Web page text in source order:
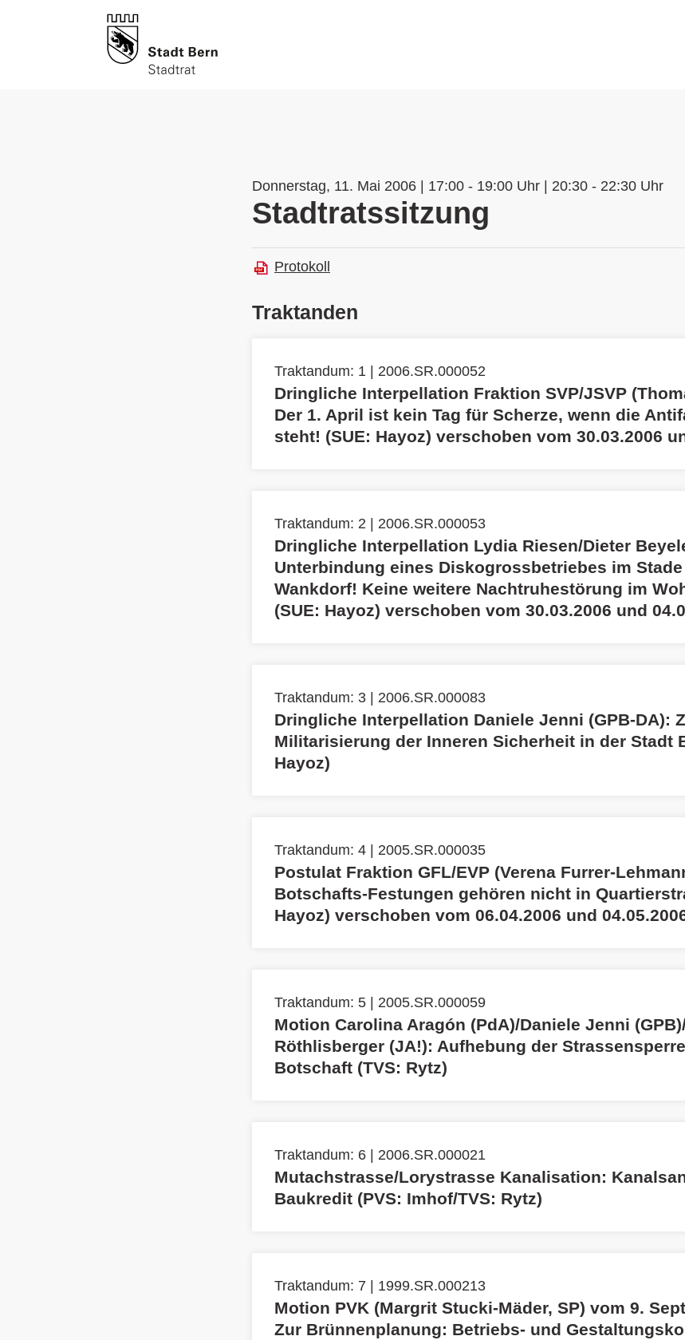
Donnerstag, 11. Mai 2006 | 17:00 - 19:00 Uhr | 20:30 - 22:30 Uhr
Stadtratssitzung
Protokoll
Traktanden
Traktandum: 1 | 2006.SR.000052
Dringliche Interpellation Fraktion SVP/JSVP
Der 1. April ist kein Tag für Scherze, wenn die
steht! (SUE: Hayoz) verschoben vom 30.03.2006
Traktandum: 2 | 2006.SR.000053
Dringliche Interpellation Lydia Riesen/Dieter
Unterbindung eines Diskogrossbetriebes im
Wankdorf! Keine weitere Nachtruhestörung im
(SUE: Hayoz) verschoben vom 30.03.2006 und
Traktandum: 3 | 2006.SR.000083
Dringliche Interpellation Daniele Jenni (GPB-DA):
Militarisierung der Inneren Sicherheit in der Stadt
Hayoz)
Traktandum: 4 | 2005.SR.000035
Postulat Fraktion GFL/EVP (Verena Furrer-
Botschafts-Festungen gehören nicht in
Hayoz) verschoben vom 06.04.2006 und
Traktandum: 5 | 2005.SR.000059
Motion Carolina Aragón (PdA)/Daniele Jenni
Röthlisberger (JA!): Aufhebung der
Botschaft (TVS: Rytz)
Traktandum: 6 | 2006.SR.000021
Mutachstrasse/Lorystrasse Kanalisation:
Baukredit (PVS: Imhof/TVS: Rytz)
Traktandum: 7 | 1999.SR.000213
Motion PVK (Margrit Stucki-Mäder, SP) vom 9.
Zur Brünnenplanung: Betriebs- und